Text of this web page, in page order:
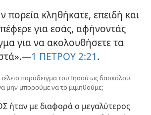
πορεία κληθήκατε, επειδή και
για εσάς, αφήνοντάς
για να ακολουθήσετε τα
1 ΠΕΤΡΟΥ 2:21.
τέλειο παράδειγμα του Ιησού ως δασκάλου
μην μπορούμε να το μιμηθούμε;
ήταν με διαφορά ο μεγαλύτερος